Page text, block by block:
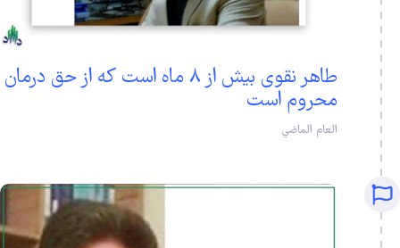
طاهر نقوی بیش از ۸ ماه است که از حق درمان
محروم است
العام الماضي